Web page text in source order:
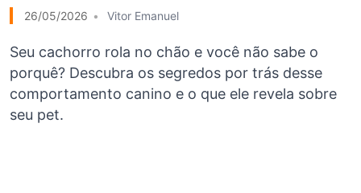
26/05/2026 Vitor Emanuel
Seu cachorro rola no chão e você não sabe o
porquê? Descubra os segredos por trás desse
comportamento canino e o que ele revela sobre
seu pet.